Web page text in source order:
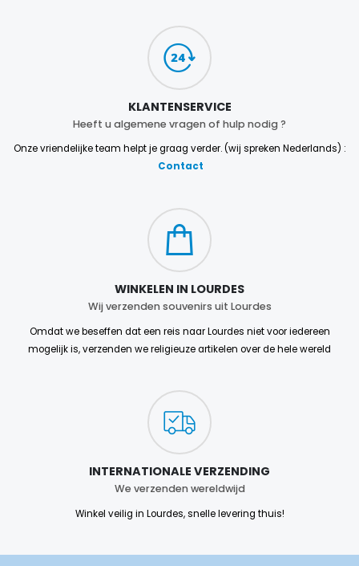
KLANTENSERVICE
Heeft u algemene vragen of hulp nodig ?
Onze vriendelijke team helpt je graag verder. (wij spreken Nederlands) :
Contact
WINKELEN IN LOURDES
Wij verzenden souvenirs uit Lourdes
Omdat we beseffen dat een reis naar Lourdes niet voor iedereen
mogelijk is, verzenden we religieuze artikelen over de hele wereld
INTERNATIONALE VERZENDING
We verzenden wereldwijd
Winkel veilig in Lourdes, snelle levering thuis!